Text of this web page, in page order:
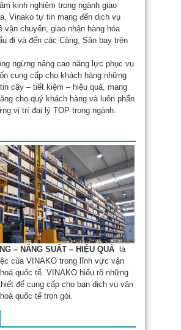
kinh nghiệm trong ngành giao
Vinako tự tin mang đến dịch vụ
vận chuyển, giao nhận hàng hóa
đi và đến các Cảng, Sân bay trên
ngừng nâng cao năng lực phục vụ
cung cấp cho khách hàng những
cậy – tiết kiệm – hiệu quả, mang
cho quý khách hàng và luôn phấn
vị trí đại lý TOP trong ngành.
– NĂNG SUẤT – HIỆU QUẢ
là
của VINAKO trong lĩnh vực vận
quốc tế. VINAKO hiểu rõ những
để cung cấp cho bạn dịch vụ vận
quốc tế trọn gói.